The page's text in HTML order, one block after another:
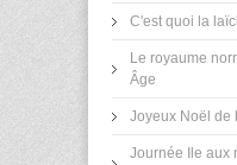
C'est quoi la
Le royaume
Âge
Joyeux Noël de
Journée Ile aux